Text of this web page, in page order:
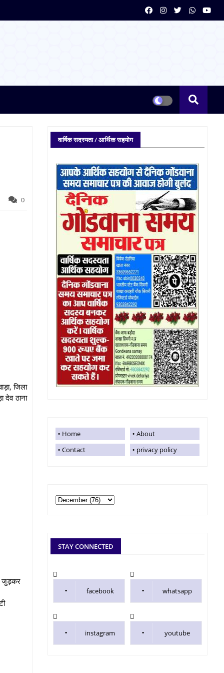
0
जिला
देव ठाना
जुड़कर
वार्षिक सदस्यता / आर्थिक सहयोग
Home
About
Contact
privacy policy
STAY CONNECTED
facebook whatsapp
instagram youtube